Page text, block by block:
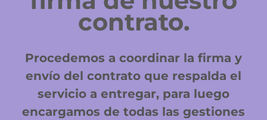
contrato.
Procedemos a coordinar la firma y
envío del contrato que respalda el
servicio a entregar, para luego
encargamos de todas las gestiones